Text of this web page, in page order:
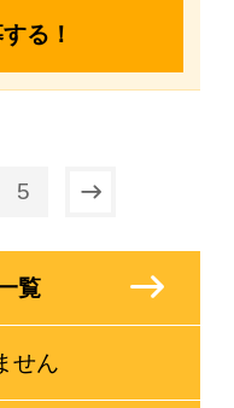
る！
5 
覧
せん